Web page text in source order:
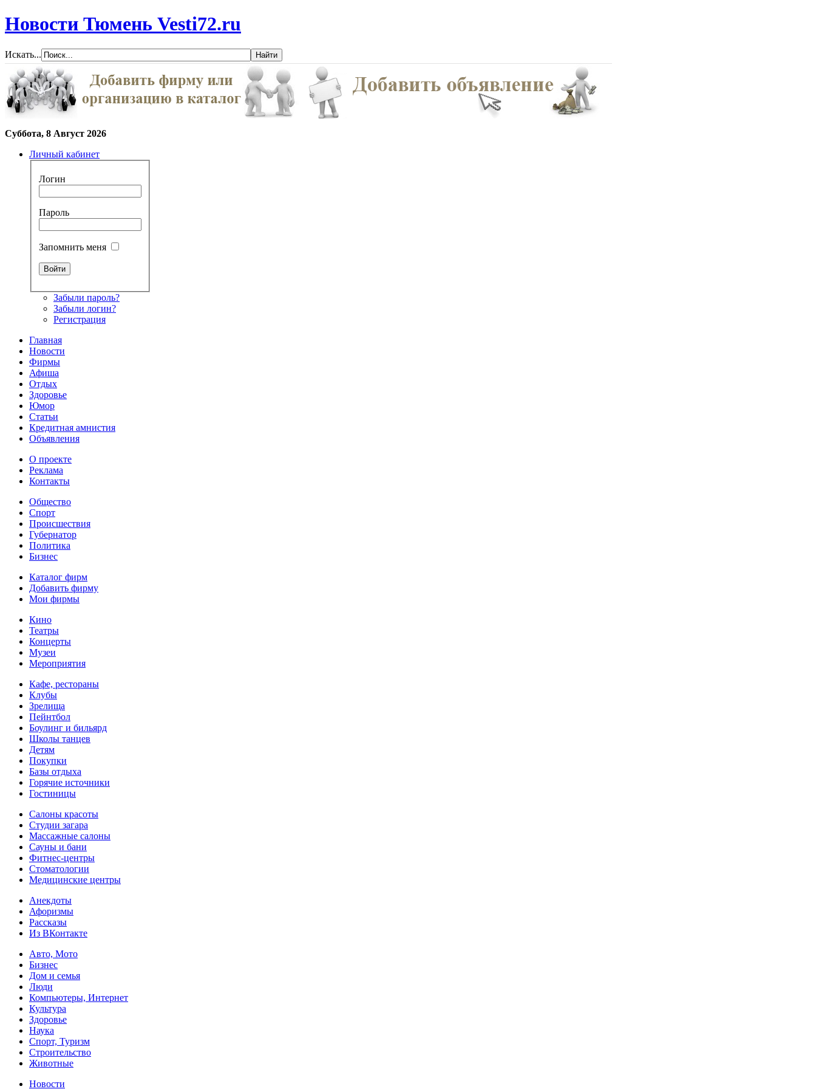
Новости Тюмень Vesti72.ru
Искать...
Суббота, 8 Август 2026
Личный кабинет
Логин
Пароль
Запомнить меня
Забыли пароль?
Забыли логин?
Регистрация
Главная
Новости
Фирмы
Афиша
Отдых
Здоровье
Юмор
Статьи
Кредитная амнистия
Объявления
О проекте
Реклама
Контакты
Общество
Спорт
Происшествия
Губернатор
Политика
Бизнес
Каталог фирм
Добавить фирму
Мои фирмы
Кино
Театры
Концерты
Музеи
Мероприятия
Кафе, рестораны
Клубы
Зрелища
Пейнтбол
Боулинг и бильярд
Школы танцев
Детям
Покупки
Базы отдыха
Горячие источники
Гостиницы
Салоны красоты
Студии загара
Массажные салоны
Сауны и бани
Фитнес-центры
Стоматологии
Медицинские центры
Анекдоты
Афоризмы
Рассказы
Из ВКонтакте
Авто, Мото
Бизнес
Дом и семья
Люди
Компьютеры, Интернет
Культура
Здоровье
Наука
Спорт, Туризм
Строительство
Животные
Новости